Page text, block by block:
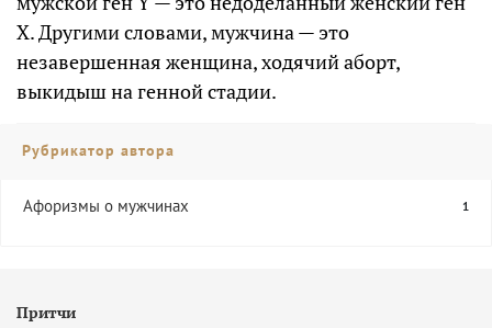
X. Другими словами, мужчина — это
незавершенная женщина, ходячий аборт,
выкидыш на генной стадии.
Рубрикатор автора
Афоризмы о мужчинах 1
Притчи